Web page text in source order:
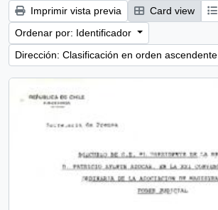
Imprimir vista previa Card view
Ordenar por: Identificador
Dirección: Clasificación en orden ascendente